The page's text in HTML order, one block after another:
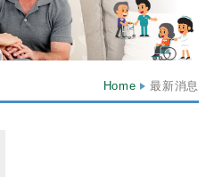
Home 最新消息